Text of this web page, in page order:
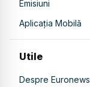
Emisiuni
Aplicația Mobilă
Utile
Despre Euronews